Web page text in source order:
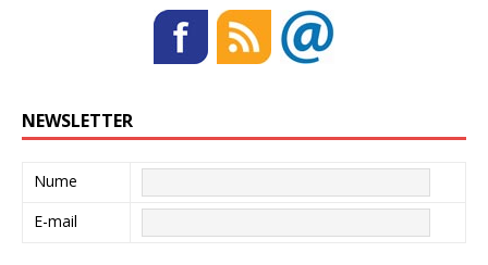
NEWSLETTER
Nume
E-mail